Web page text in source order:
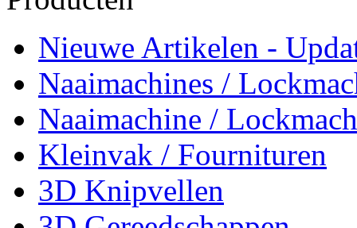
Nieuwe Artikelen -
Naaimachines /
Naaimachine /
Kleinvak / Fournituren
3D Knipvellen